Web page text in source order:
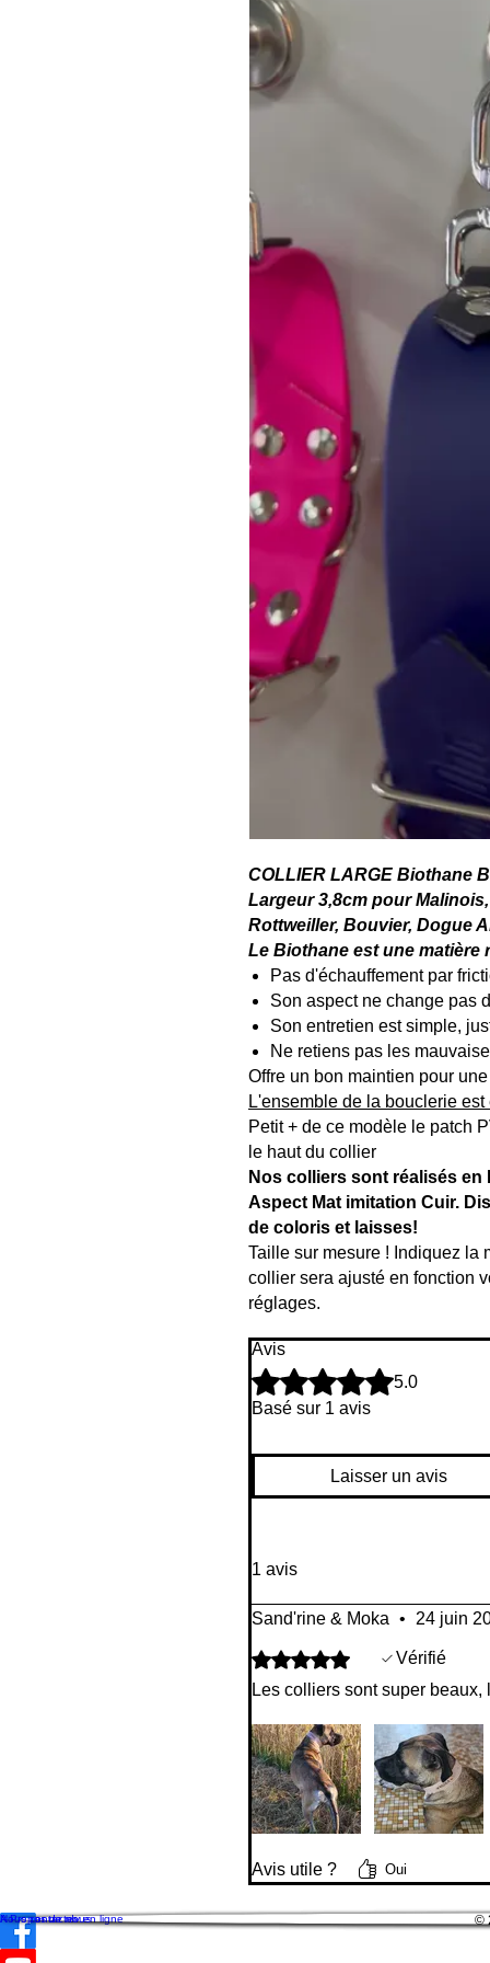
COLLIER LARGE Biothane
Largeur 3,8cm pour
Rottweiller, Bouvier, Dogue
Le Biothane est une matière
Pas d'échauffement par
Son aspect ne change pas
Son entretien est simple,
Ne retiens pas les
Offre un bon maintien pour
L'ensemble de la bouclerie
Petit + de ce modèle le patch
le haut du collier
Nos colliers sont réalisés
Aspect Mat imitation Cuir.
de coloris et laisses!
Taille sur mesure ! Indiquez la
collier sera ajusté en fonction
réglages.
Avis
Noté 5 sur 5.
5.0
Basé sur 1 avis
Laisser un avis
1 avis
Sand'rine & Moka • 24 juin
Noté 5 sur 5.
Vérifié
Les colliers sont super
Avis utile ? Oui
Réserver un rdv en ligne
Nous contacter
A Propos de nous ©